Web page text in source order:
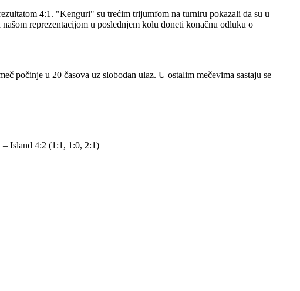
4:1. "Kenguri" su trećim trijumfom na turniru pokazali da su u
reprezentacijom u poslednjem kolu doneti konačnu odluku o
počinje u 20 časova uz slobodan ulaz. U ostalim mečevima sastaju se
– Island 4:2 (1:1, 1:0, 2:1)